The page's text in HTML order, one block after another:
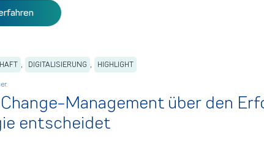
, DIGITALISIERUNG , HIGHLIGHT
Management über den
entscheidet